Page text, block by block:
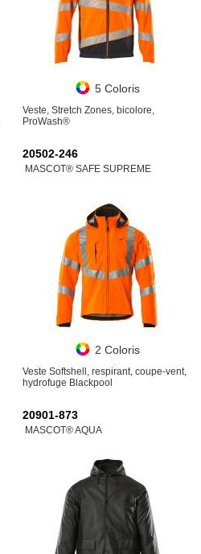
5 Coloris
Veste, Stretch Zones, bicolore,
ProWash®
20502-246
MASCOT® SAFE SUPREME
2 Coloris
Veste Softshell, respirant, coupe-vent,
hydrofuge Blackpool
20901-873
MASCOT® AQUA